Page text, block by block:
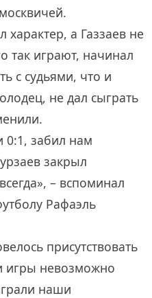
характер, а Газзаев не
так играют, начинал
с судьями, что и
не дал сыграть
0:1, забил нам
закрыл
– вспоминал
Рафаэль
присутствовать
игры невозможно
наши